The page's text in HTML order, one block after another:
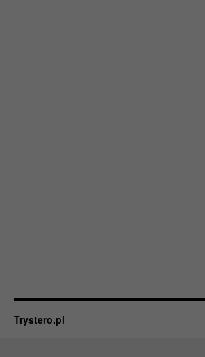
Trystero.pl